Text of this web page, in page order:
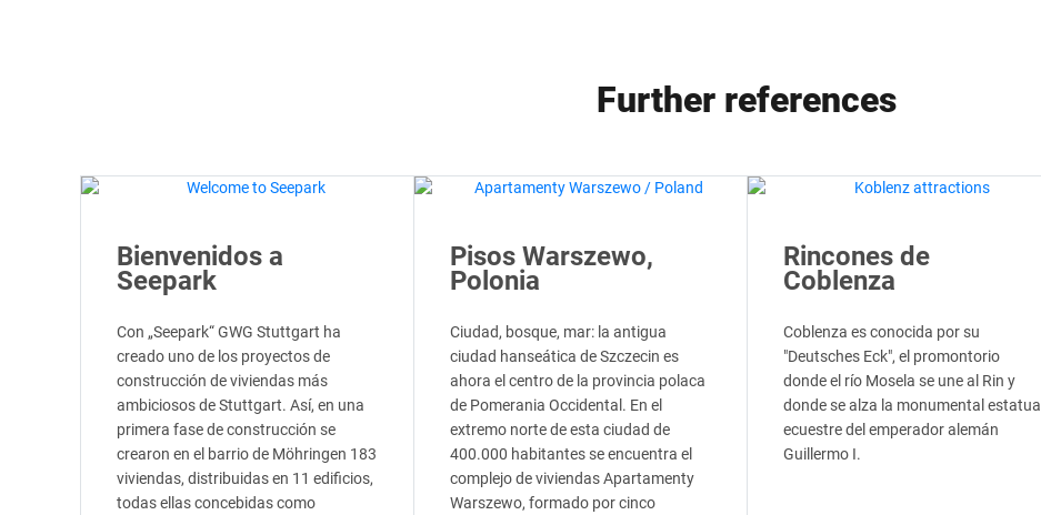
Further references
Bienvenidos a
Seepark
Con „Seepark“ GWG Stuttgart ha
creado uno de los proyectos de
construcción de viviendas más
ambiciosos de Stuttgart. Así, en una
primera fase de construcción se
crearon en el barrio de Möhringen 183
viviendas, distribuidas en 11 edificios,
todas ellas concebidas como
Pisos Warszewo,
Polonia
Ciudad, bosque, mar: la antigua
ciudad hanseática de Szczecin es
ahora el centro de la provincia polaca
de Pomerania Occidental. En el
extremo norte de esta ciudad de
400.000 habitantes se encuentra el
complejo de viviendas Apartamenty
Warszewo, formado por cinco
Rincones de
Coblenza
Coblenza es conocida por su
"Deutsches Eck", el promontorio
donde el río Mosela se une al Rin y
donde se alza la monumental estatua
ecuestre del emperador alemán
Guillermo I.